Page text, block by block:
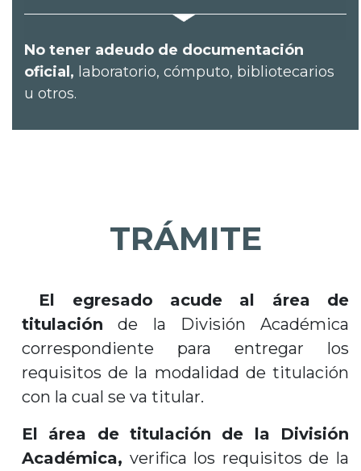
No tener adeudo de documentación
oficial, laboratorio, cómputo, bibliotecarios
u otros.
TRÁMITE
El egresado acude al área de
titulación de la División Académica
correspondiente para entregar los
requisitos de la modalidad de titulación
con la cual se va titular.
El área de titulación de la División
Académica, verifica los requisitos de la